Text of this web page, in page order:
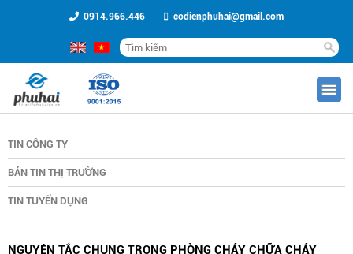
0914.966.446 codienphuhai@gmail.com
TIN CÔNG TY
BẢN TIN THỊ TRƯỜNG
TIN TUYỂN DỤNG
NGUYÊN TẮC CHUNG TRONG PHÒNG CHÁY CHỮA CHÁY